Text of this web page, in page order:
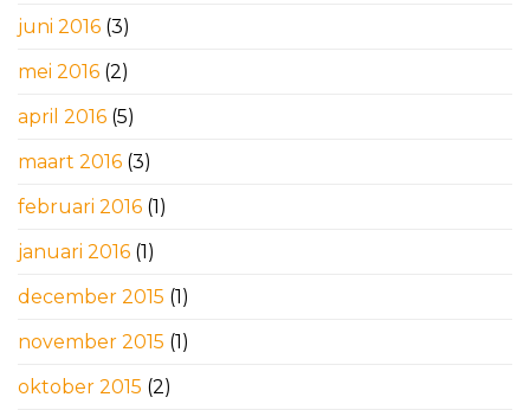
juni 2016 (3)
mei 2016 (2)
april 2016 (5)
maart 2016 (3)
februari 2016 (1)
januari 2016 (1)
december 2015 (1)
november 2015 (1)
oktober 2015 (2)